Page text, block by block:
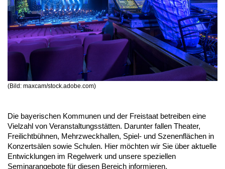
(Bild: maxcam/stock.adobe.com)
Die bayerischen Kommunen und der Freistaat betreiben eine
Vielzahl von Veranstaltungsstätten. Darunter fallen Theater,
Freilichtbühnen, Mehrzweckhallen, Spiel- und Szenenflächen in
Konzertsälen sowie Schulen. Hier möchten wir Sie über aktuelle
Entwicklungen im Regelwerk und unsere speziellen
Seminarangebote für diesen Bereich informieren.